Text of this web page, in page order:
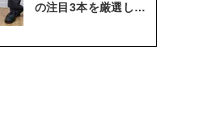
の注目3本を厳選して